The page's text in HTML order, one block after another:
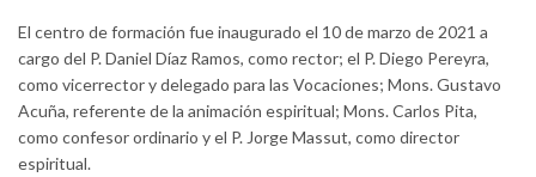
El centro de formación fue inaugurado el 10 de marzo de 2021 a
cargo del P. Daniel Díaz Ramos, como rector; el P. Diego Pereyra,
como vicerrector y delegado para las Vocaciones; Mons. Gustavo
Acuña, referente de la animación espiritual; Mons. Carlos Pita,
como confesor ordinario y el P. Jorge Massut, como director
espiritual.